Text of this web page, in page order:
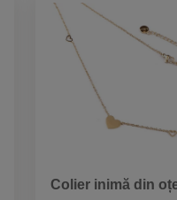
Colier inimă din